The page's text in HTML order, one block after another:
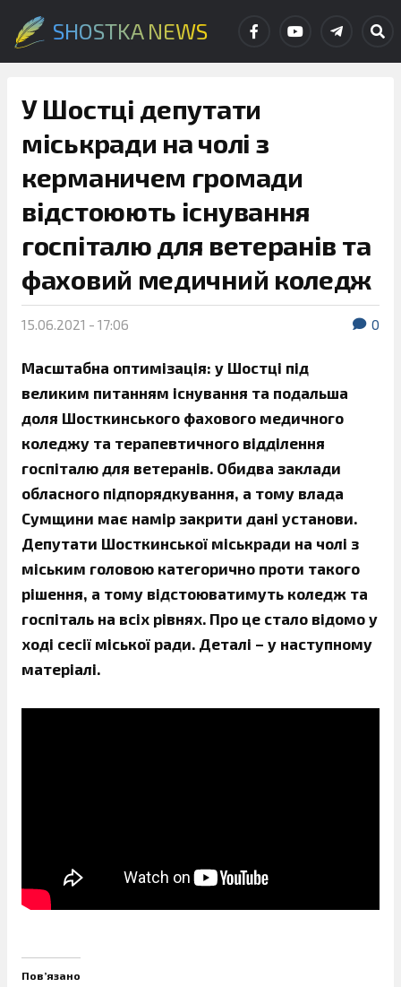
SHOSTKA NEWS
У Шостці депутати
міськради на чолі з
керманичем громади
відстоюють існування
госпіталю для ветеранів та
фаховий медичний коледж
15.06.2021 - 17:06 0
Масштабна оптимізація: у Шостці під
великим питанням існування та подальша
доля Шосткинського фахового медичного
коледжу та терапевтичного відділення
госпіталю для ветеранів. Обидва заклади
обласного підпорядкування, а тому влада
Сумщини має намір закрити дані установи.
Депутати Шосткинської міськради на чолі з
міським головою категорично проти такого
рішення, а тому відстоюватимуть коледж та
госпіталь на всіх рівнях. Про це стало відомо у
ході сесії міської ради. Деталі – у наступному
матеріалі.
Пов’язано